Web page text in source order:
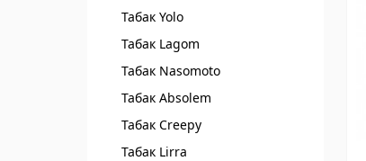
Табак Yolo
Табак Lagom
Табак Nasomoto
Табак Absolem
Табак Creepy
Табак Lirra